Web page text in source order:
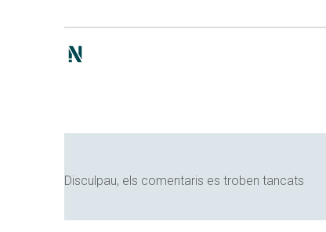
Disculpau, els comentaris es troben tancats